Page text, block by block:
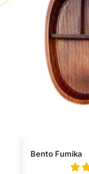
Bento Fumika